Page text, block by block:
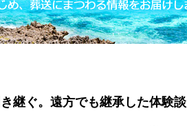
継ぐ。遠方でも継承した体験談